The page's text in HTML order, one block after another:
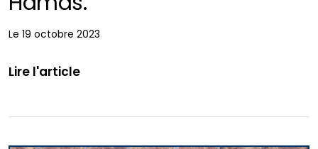
Le 19 octobre 2023
Lire l'article